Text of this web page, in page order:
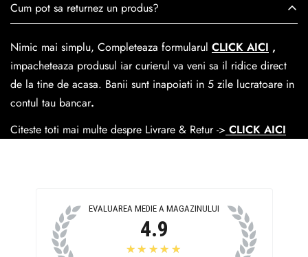
trecerea timpului.
medie livrarea dureaza 1-2 zilelucratoare prin
Easybox-ul Emag.
Cosul de livrareeste 15 lei pentru o comanda mai mica de
390 lei si Gratuit pentru o comanda de peste 390 lei.
Cum pot sa returnez un produs?
Nimic mai simplu, Completeaza formularul CLICK AICI ,
impacheteaza produsul iar curierul va veni sa il ridice direct
de la tine de acasa. Banii sunt inapoiati in 5 zile lucratoare in
contul tau bancar.
Citeste toti mai multe despre Livrare & Retur -> CLICK AICI
EVALUAREA MEDIE A MAGAZINULUI
4.9
★★★★★